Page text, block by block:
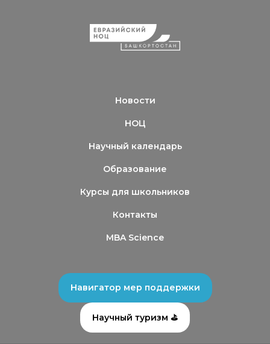
Новости
НОЦ
Научный календарь
Образование
Курсы для школьников
Контакты
MBA Science
Навигатор мер поддержки
Научный туризм ⛳